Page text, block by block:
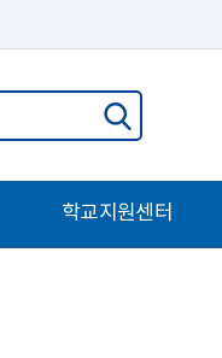
학교지원센터